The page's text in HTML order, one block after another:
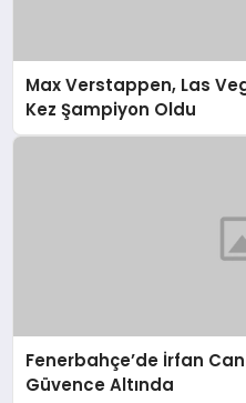
Max Verstappen, Las
Kez Şampiyon Oldu
Fenerbahçe’de İrfan
Güvence Altında